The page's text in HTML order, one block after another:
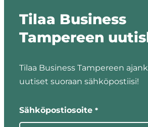
Tilaa Business
Tampereen
Tilaa Business Tampereen
uutiset suoraan sähköpostiisi!
näyttää
pakolliset
Sähköpostiosoite *